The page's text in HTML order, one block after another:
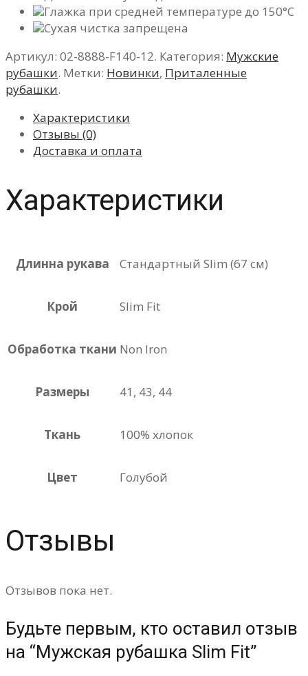
Глажка при средней температуре до 150°C
Сухая чистка запрещена
Артикул: 02-8888-F140-12. Категория: Мужские
рубашки. Метки: Новинки, Приталенные
рубашки.
Характеристики
Отзывы (0)
Доставка и оплата
Характеристики
Длинна рукава Стандартный Slim (67 см)
Крой Slim Fit
Обработка ткани Non Iron
Размеры 41, 43, 44
Ткань 100% хлопок
Цвет Голубой
Отзывы
Отзывов пока нет.
Будьте первым, кто оставил отзыв
на “Мужская рубашка Slim Fit”